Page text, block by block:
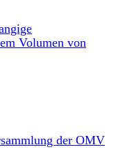
Volumen von
der OMV